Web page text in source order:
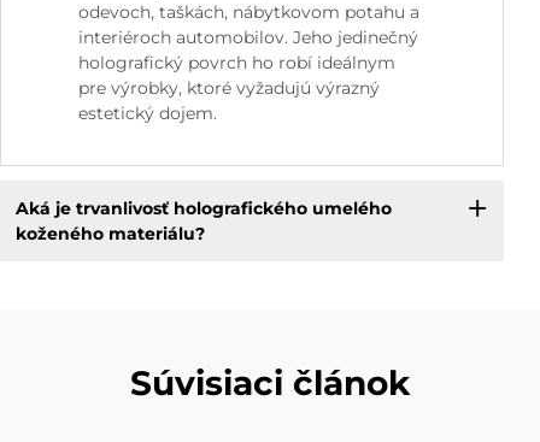
odevoch, taškách, nábytkovom potahu a
interiéroch automobilov. Jeho jedinečný
holografický povrch ho robí ideálnym
pre výrobky, ktoré vyžadujú výrazný
estetický dojem.
Aká je trvanlivosť holografického umelého
koženého materiálu?
Súvisiaci článok